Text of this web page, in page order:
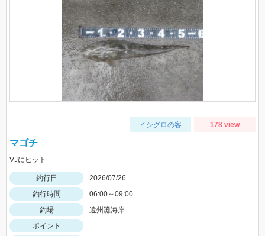
イシグロの客 178 view
マゴチ
VJにヒット
釣行日
2026/07/26
釣行時間
06:00～09:00
釣場
遠州灘海岸
ポイント